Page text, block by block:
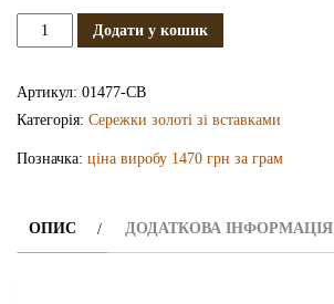
Сережки
кількість
Додати у кошик
Артикул: 01477-СВ
Категорія: Сережки золоті зі вставками
Позначка: ціна виробу 1470 грн за грам
ОПИС ДОДАТКОВА ІНФОРМАЦІЯ